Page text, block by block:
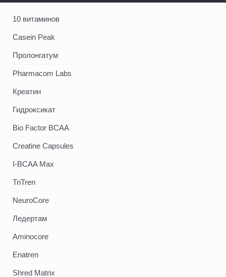
10 витаминов
Casein Peak
Пролонгатум
Pharmacom Labs
Креатин
Гидроксикат
Bio Factor BCAA
Creatine Capsules
I-BCAA Max
TriTren
NeuroCore
Ледертам
Aminocore
Enatren
Shred Matrix